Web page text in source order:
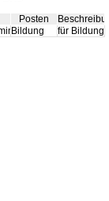
Posten
Bildung für